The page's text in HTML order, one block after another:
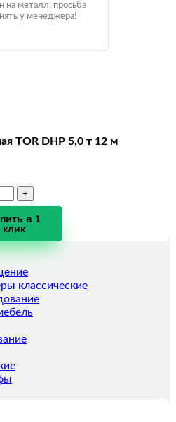
на металл, просьба
у менеджера!
TOR DHP 5,0 т 12 м
в 1
клик
классические